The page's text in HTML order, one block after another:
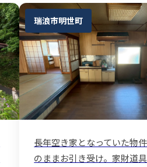
瑞浪市明世町
長年空き家となっていた物
のままお引き受け。家財道